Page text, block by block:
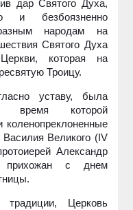
дар Святого Духа,
и безбоязненно
народам на
Святого Духа
которая на
Троицу.
уставу, была
время которой
коленопреклоненные
Великого (IV
Александр
прихожан с днем
традиции, Церковь